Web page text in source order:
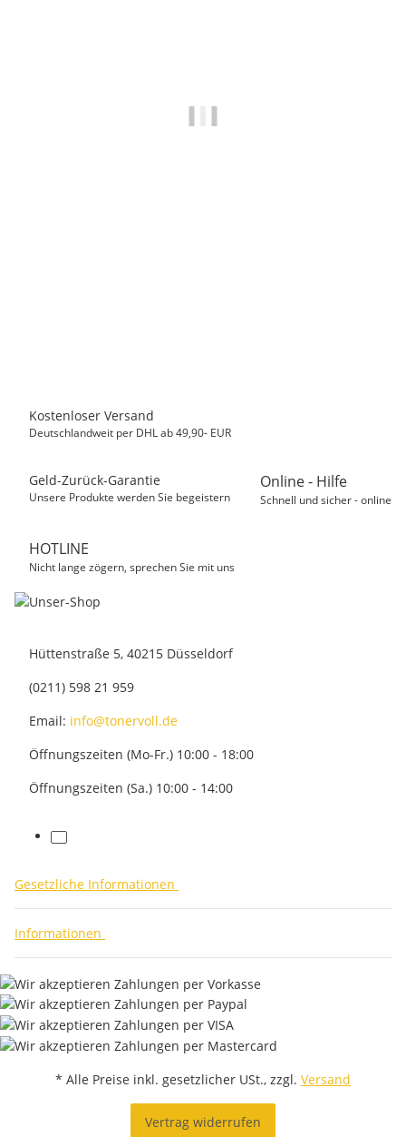
Kostenloser Versand
Deutschlandweit per DHL ab 49,90- EUR
Geld-Zurück-Garantie
Unsere Produkte werden Sie begeistern
Online - Hilfe
Schnell und sicher - online
HOTLINE
Nicht lange zögern, sprechen Sie mit uns
Hüttenstraße 5, 40215 Düsseldorf
(0211) 598 21 959
Email: info@tonervoll.de
Öffnungszeiten (Mo-Fr.) 10:00 - 18:00
Öffnungszeiten (Sa.) 10:00 - 14:00
facebook
Gesetzliche Informationen
Informationen
* Alle Preise inkl. gesetzlicher USt., zzgl. Versand
Vertrag widerrufen